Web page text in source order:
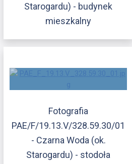
Starogardu) - budynek
mieszkalny
Fotografia
PAE/F/19.13.V/328.59.30/01
- Czarna Woda (ok.
Starogardu) - stodoła